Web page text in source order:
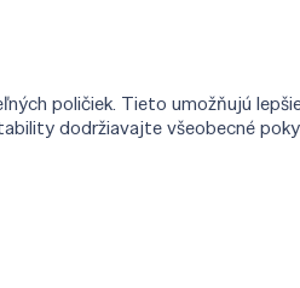
poličiek. Tieto umožňujú
dodržiavajte všeobecné